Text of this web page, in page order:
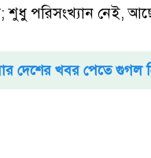
পরিসংখ্যান নেই, আছে
দেশের খবর পেতে গুগল